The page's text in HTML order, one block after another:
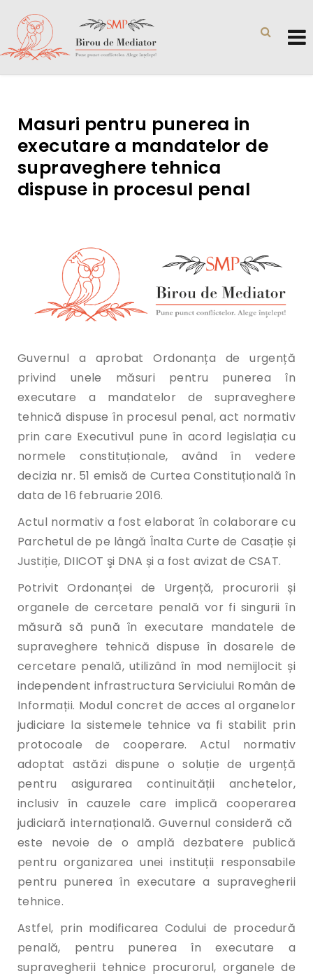
Masuri pentru punerea in
executare a mandatelor de
supraveghere tehnica
dispuse in procesul penal
Guvernul a aprobat Ordonanța de urgență
privind unele măsuri pentru punerea în
executare a mandatelor de supraveghere
tehnică dispuse în procesul penal, act normativ
prin care Executivul pune în acord legislația cu
normele constituționale, având în vedere
decizia nr. 51 emisă de Curtea Constituțională în
data de 16 februarie 2016.
Actul normativ a fost elaborat în colaborare cu
Parchetul de pe lângă Înalta Curte de Casație și
Justiție, DIICOT şi DNA și a fost avizat de CSAT.
Potrivit Ordonanței de Urgență, procurorii și
organele de cercetare penală vor fi singurii în
măsură să pună în executare mandatele de
supraveghere tehnică dispuse în dosarele de
cercetare penală, utilizând în mod nemijlocit și
independent infrastructura Serviciului Român de
Informații. Modul concret de acces al organelor
judiciare la sistemele tehnice va fi stabilit prin
protocoale de cooperare. Actul normativ
adoptat astăzi dispune o soluție de urgență
pentru asigurarea continuității anchetelor,
inclusiv în cauzele care implică cooperarea
judiciară internațională. Guvernul consideră că
este nevoie de o amplă dezbatere publică
pentru organizarea unei instituții responsabile
pentru punerea în executare a supravegherii
tehnice.
Astfel, prin modificarea Codului de procedură
penală, pentru punerea în executare a
supravegherii tehnice procurorul, organele de